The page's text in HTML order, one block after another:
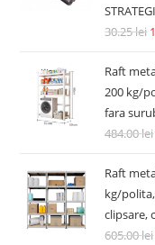
30.25lei
Raft
200 kg/
fara
484.00lei
Raft
kg/
clipsare,
605.00lei